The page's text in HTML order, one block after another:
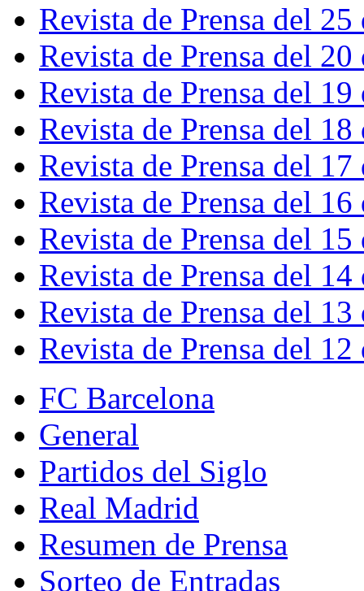
Revista de Prensa del
Revista de Prensa del
Revista de Prensa del
Revista de Prensa del
Revista de Prensa del
Revista de Prensa del
Revista de Prensa del
Revista de Prensa del
Revista de Prensa del
Revista de Prensa del
FC Barcelona
General
Partidos del Siglo
Real Madrid
Resumen de Prensa
Sorteo de Entradas